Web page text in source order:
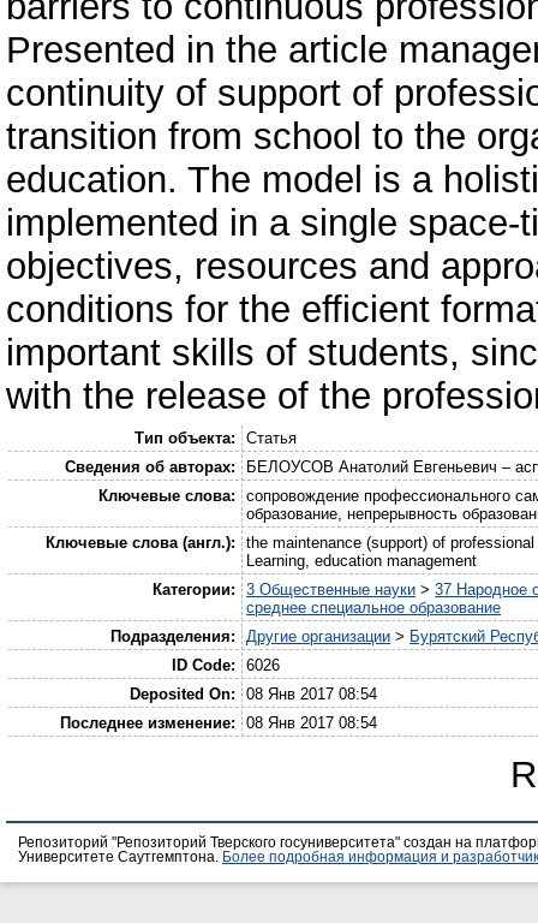
Presented in the article
continuity of support of
transition from school to the
education. The model is a
implemented in a single
objectives, resources and
conditions for the efficient
important skills of students,
with the release of the
Тип объекта:
Статья
Сведения об авторах:
БЕЛОУСОВ Анатолий Евгеньевич –
Ключевые слова:
сопровождение профессионального
образование, непрерывность
Ключевые слова (англ.):
the maintenance (support) of
Learning, education management
Категории:
3 Общественные науки >37 Народное
среднее специальное образование
Подразделения:
Другие организации > Бурятский
ID Code:
6026
Deposited On:
08 Янв 2017 08:54
Последнее изменение:
08 Янв 2017 08:54
Репозиторий "Репозиторий Тверского госуниверситета" создан на
Университете Саутгемптона. Более подробная информация и